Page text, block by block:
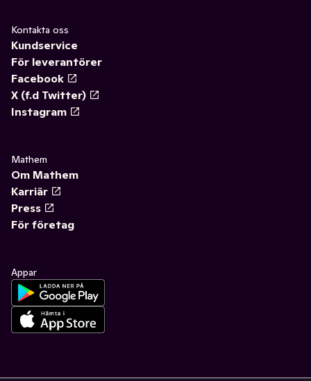
Kontakta oss
Kundservice
För leverantörer
Facebook
X (f.d Twitter)
Instagram
Mathem
Om Mathem
Karriär
Press
För företag
Appar